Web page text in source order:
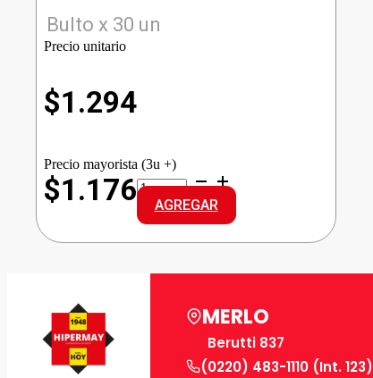
Bulto x 30 un
Precio unitario
$1.294
Precio mayorista (3u +)
$1.176PELIKAN
REPUESTO
LOCORRIJO
cantidad
AGREGAR
MERLO
Berutti 837
(0220) 483-1110 (Int. 123)